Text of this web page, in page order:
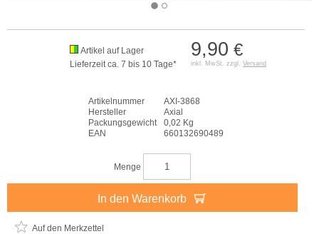
9,90 €
inkl. MwSt. zzgl. Versand
Artikel auf Lager
Lieferzeit ca. 7 bis 10 Tage*
Artikelnummer
AXI-3868
Hersteller
Axial
Packungsgewicht
0,02 Kg
EAN
660132690489
Menge
In den Warenkorb
Auf den Merkzettel